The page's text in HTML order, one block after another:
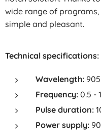
wide range of
simple and pleasant.
Technical specifications:
Wavelength:
Frequency: 0.5 -
Pulse duration:
Power supply: